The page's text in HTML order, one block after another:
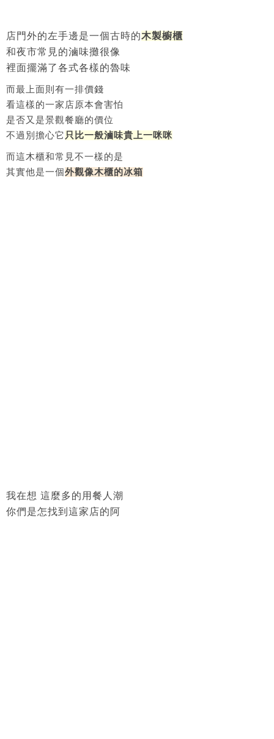
店門外的左手邊是一個古時的木製櫥櫃
和夜市常見的滷味攤很像
裡面擺滿了各式各樣的魯味
而最上面則有一排價錢
看這樣的一家店原本會害怕
是否又是景觀餐廳的價位
不過別擔心它只比一般滷味貴上一咪咪
而這木櫃和常見不一樣的是
其實他是一個外觀像木櫃的冰箱
我在想 這麼多的用餐人潮
你們是怎找到這家店的阿